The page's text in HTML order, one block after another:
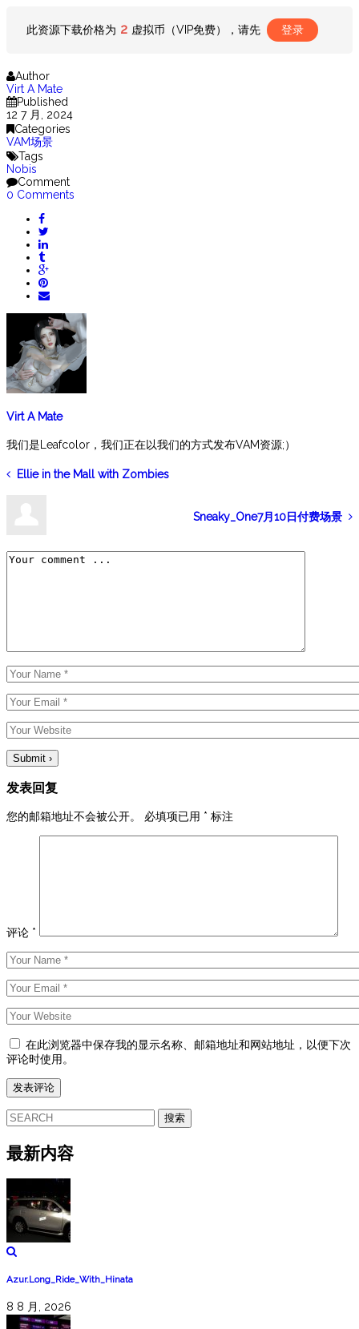
此资源下载价格为 2 虚拟币（VIP免费），请先 登录
Author
Virt A Mate
Published
12 7 月, 2024
Categories
VAM场景
Tags
Nobis
Comment
0 Comments
Virt A Mate
我们是Leafcolor，我们正在以我们的方式发布VAM资源;）
Ellie in the Mall with Zombies
Sneaky_One7月10日付费场景
发表回复
您的邮箱地址不会被公开。 必填项已用 * 标注
评论 *
在此浏览器中保存我的显示名称、邮箱地址和网站地址，以便下次
评论时使用。
搜
索：
最新内容
Azur.Long_Ride_With_Hinata
8 8 月, 2026